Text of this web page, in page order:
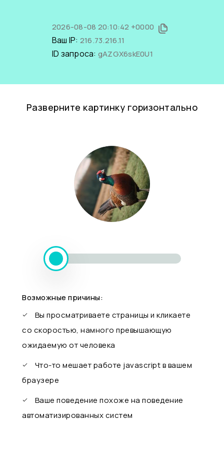
2026-08-08 20:10:42 +0000
Ваш IP: 216.73.216.11
ID запроса: gAZGX6skE0U1
Разверните картинку горизонтально
Возможные причины:
Вы просматриваете страницы и кликаете
со скоростью, намного превышающую
ожидаемую от человека
Что-то мешает работе javascript в вашем
браузере
Ваше поведение похоже на поведение
автоматизированных систем